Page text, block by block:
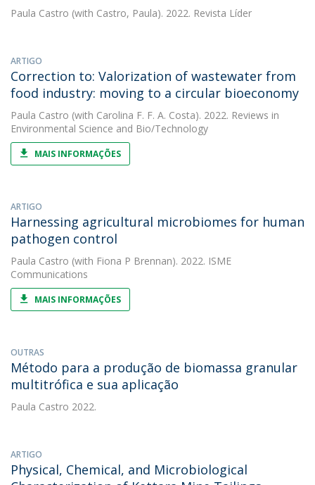
Paula Castro (with Castro, Paula). 2022. Revista Líder
ARTIGO
Correction to: Valorization of wastewater from
food industry: moving to a circular bioeconomy
Paula Castro (with Carolina F. F. A. Costa). 2022. Reviews in
Environmental Science and Bio/Technology
MAIS INFORMAÇÕES
ARTIGO
Harnessing agricultural microbiomes for human
pathogen control
Paula Castro (with Fiona P Brennan). 2022. ISME
Communications
MAIS INFORMAÇÕES
OUTRAS
Método para a produção de biomassa granular
multitrófica e sua aplicação
Paula Castro 2022.
ARTIGO
Physical, Chemical, and Microbiological